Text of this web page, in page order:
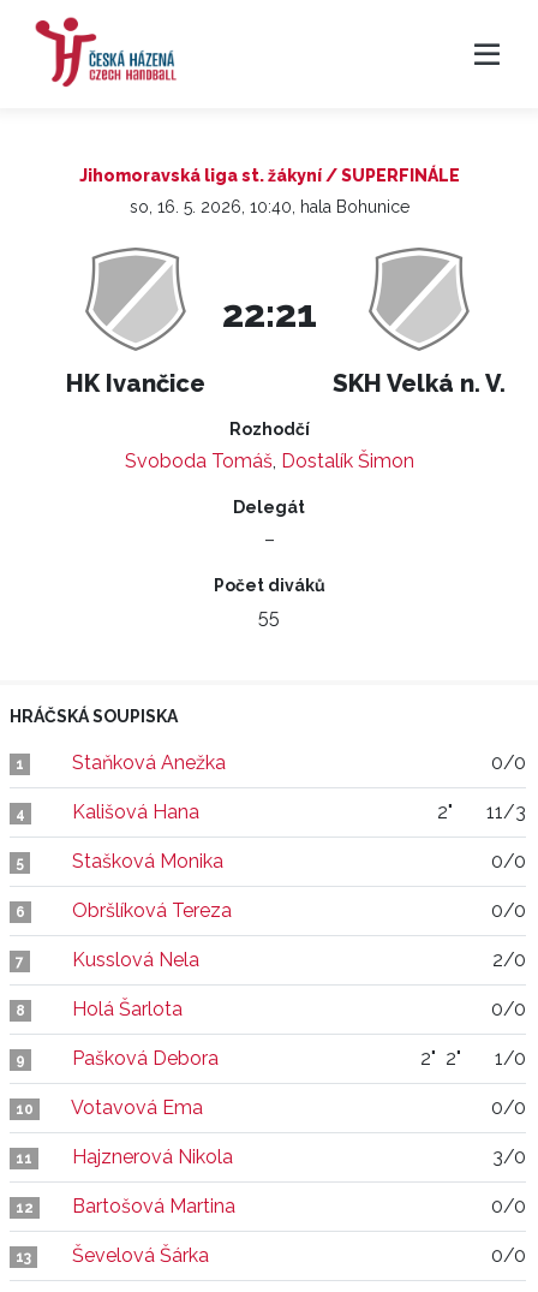
Jihomoravská liga st. žákyní / SUPERFINÁLE
so, 16. 5. 2026, 10:40, hala Bohunice
HK Ivančice
22:21
SKH Velká n. V.
Rozhodčí
Svoboda Tomáš, Dostalík Šimon
Delegát
–
Počet diváků
55
HRÁČSKÁ SOUPISKA
1 Staňková Anežka 0/0
4 Kališová Hana 2" 11/3
5 Stašková Monika 0/0
6 Obršlíková Tereza 0/0
7 Kusslová Nela 2/0
8 Holá Šarlota 0/0
9 Pašková Debora 2" 2" 1/0
10 Votavová Ema 0/0
11 Hajznerová Nikola 3/0
12 Bartošová Martina 0/0
13 Ševelová Šárka 0/0